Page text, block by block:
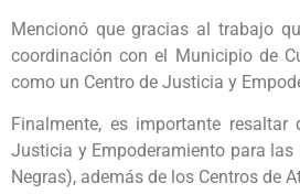
Mencionó que gracias al trabajo
coordinación con el Municipio de
como un Centro de Justicia y
Finalmente, es importante
Justicia y Empoderamiento para las
Negras), además de los Centros de